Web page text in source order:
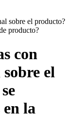
sobre el producto?
producto?
con
el
en la